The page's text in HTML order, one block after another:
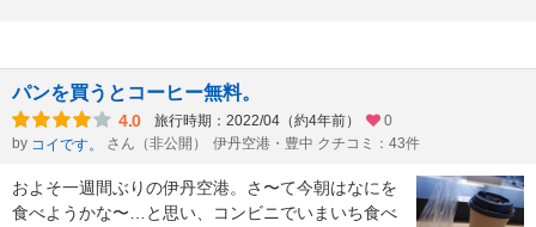
パンを買うとコーヒー無料。
4.0 旅行時期：2022/04（約4年前）
0
by コイです。 さん（非公開） 伊丹空港・豊中 クチコミ：43件
およそ一週間ぶりの伊丹空港。さ〜て今朝はなにを
食べようかな〜…と思い、コンビニでいまいち食べ